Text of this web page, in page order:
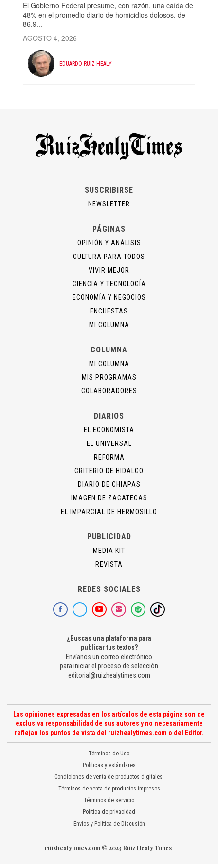
El Gobierno Federal presume, con razón, una caída de
48% en el promedio diario de homicidios dolosos, de
86.9...
AGOSTO 4, 2026
EDUARDO RUIZ-HEALY
SUSCRIBIRSE
NEWSLETTER
PÁGINAS
OPINIÓN Y ANÁLISIS
CULTURA PARA TODOS
VIVIR MEJOR
CIENCIA Y TECNOLOGÍA
ECONOMÍA Y NEGOCIOS
ENCUESTAS
MI COLUMNA
COLUMNA
MI COLUMNA
MIS PROGRAMAS
COLABORADORES
DIARIOS
EL ECONOMISTA
EL UNIVERSAL
REFORMA
CRITERIO DE HIDALGO
DIARIO DE CHIAPAS
IMAGEN DE ZACATECAS
EL IMPARCIAL DE HERMOSILLO
PUBLICIDAD
MEDIA KIT
REVISTA
REDES SOCIALES
¿Buscas una plataforma para
publicar tus textos?
Envíanos un correo electrónico
para iniciar el proceso de selección
editorial@ruizhealytimes.com
Las opiniones expresadas en los artículos de esta página son de
exclusiva responsabilidad de sus autores y no necesariamente
reflejan los puntos de vista del ruizhealytimes.com o del Editor.
Términos de Uso
Políticas y estándares
Condiciones de venta de productos digitales
Términos de venta de productos impresos
Términos de servicio
Política de privacidad
Envíos y Política de Discusión
ruizhealytimes.com © 2023 Ruiz Healy Times